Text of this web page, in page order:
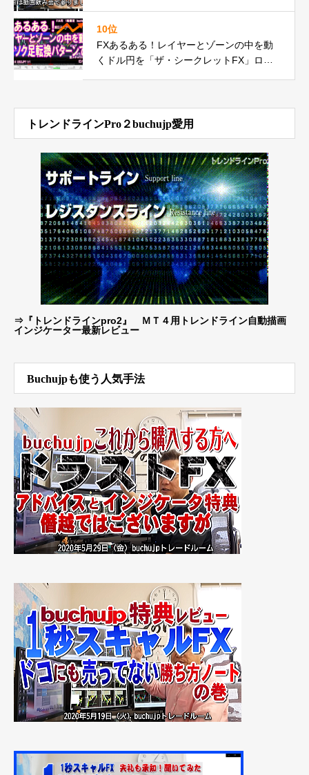
10位
FXあるある！レイヤーとゾーンの中を動
くドル円を「ザ・シークレットFX」ロー
トレンドラインPro２buchujp愛用
⇒ 『トレンドラインpro2』 ＭＴ４用トレンドライン自動描画
インジケーター最新レビュー
Buchujpも使う人気手法